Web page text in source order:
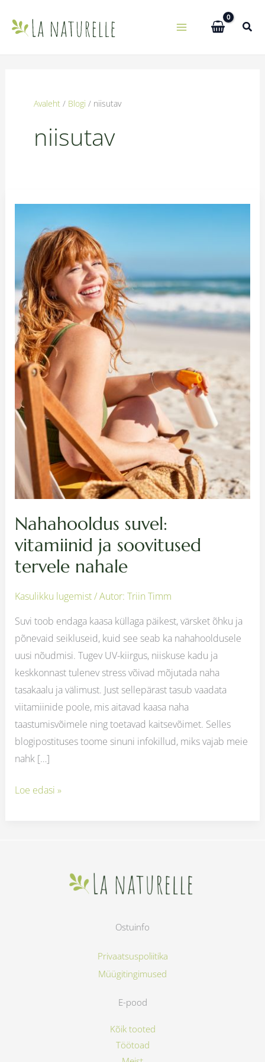
Avaleht Blogi niisutav
niisutav
Nahahooldus suvel:
vitamiinid ja soovitused
tervele nahale
Kasulikku lugemist/ Autor: Triin Timm
Suvi toob endaga kaasa küllaga päikest, värsket õhku ja
põnevaid seikluseid, kuid see seab ka nahahooldusele
uusi nõudmisi. Tugev UV-kiirgus, niiskuse kadu ja
keskkonnast tulenev stress võivad mõjutada naha
tasakaalu ja välimust. Just sellepärast tasub vaadata
viitamiinide poole, mis aitavad kaasa naha
taastumisvõimele ning toetavad kaitsevõimet. Selles
blogipostituses toome sinuni infokillud, miks vajab meie
nahk […]
vitamiinid
soovitused
tervele
nahale
Loe edasi »
Ostuinfo
Privaatsuspoliitika
Müügitingimused
E-pood
Kõik tooted
Töötoad